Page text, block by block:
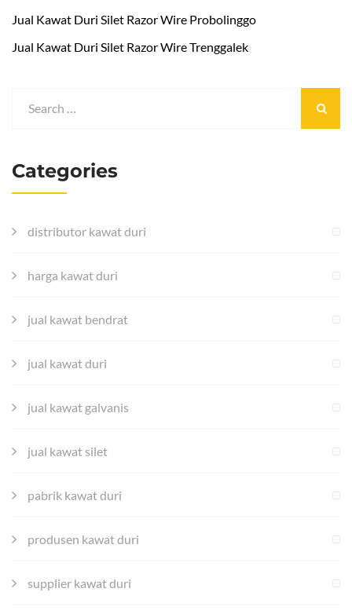
Jual Kawat Duri Silet Razor Wire Probolinggo
Jual Kawat Duri Silet Razor Wire Trenggalek
Categories
distributor kawat duri
harga kawat duri
jual kawat bendrat
jual kawat duri
jual kawat galvanis
jual kawat silet
pabrik kawat duri
produsen kawat duri
supplier kawat duri